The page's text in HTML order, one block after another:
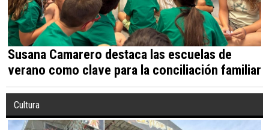
Susana Camarero destaca las escuelas de
verano como clave para la conciliación familiar
Cultura